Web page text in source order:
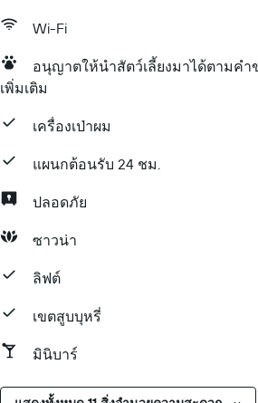
Wi-Fi
อนุญาตให้นำสัตว์เลี้ยงมาได้ตามค
เพิ่มเติม
เครื่องเป่าผม
แผนกต้อนรับ 24 ชม.
ปลอดภัย
ซาวน่า
ลิฟต์
เขตสูบบุหรี่
มินิบาร์